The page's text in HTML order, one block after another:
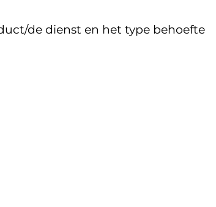
de dienst en het type behoefte